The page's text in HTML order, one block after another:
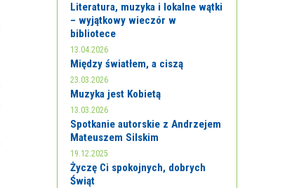
Literatura, muzyka i lokalne wątki
– wyjątkowy wieczór w
bibliotece
13.04.2026
Między światłem, a ciszą
23.03.2026
Muzyka jest Kobietą
13.03.2026
Spotkanie autorskie z Andrzejem
Mateuszem Silskim
19.12.2025
Życzę Ci spokojnych, dobrych
Świąt